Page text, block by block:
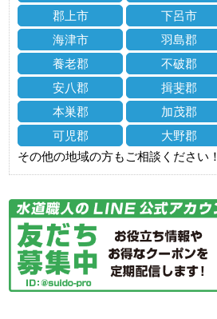
郡上市
下呂市
海津市
羽島郡
養老郡
不破郡
安八郡
揖斐郡
本巣郡
加茂郡
可児郡
大野郡
その他の地域の方もご相談ください！